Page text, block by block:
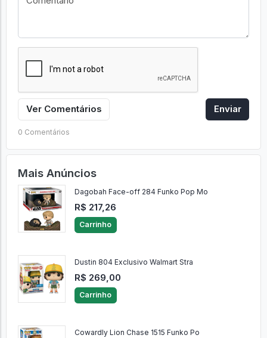
Ver Comentários Enviar
0 Comentários
Mais Anúncios
Dagobah Face-off 284 Funko Pop Mo
R$ 217,26
Carrinho
Dustin 804 Exclusivo Walmart Stra
R$ 269,00
Carrinho
Cowardly Lion Chase 1515 Funko Po